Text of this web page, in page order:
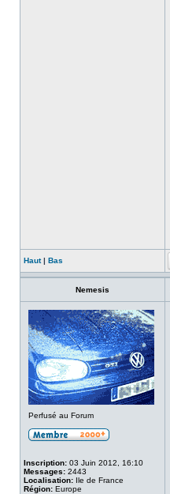
Haut| Bas
Nemesis
Perfusé au Forum
Inscription: 03 Juin 2012, 16:10
Messages: 2443
Localisation: Ile de France
Région: Europe